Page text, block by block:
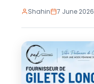
Shahin 7 June 2026